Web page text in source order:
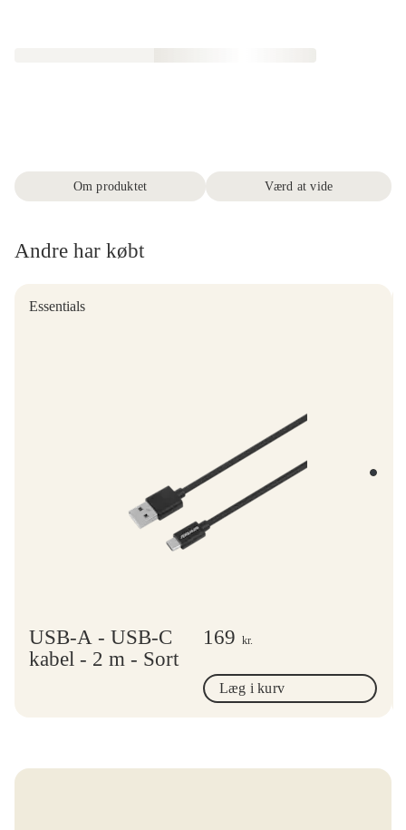
Om produktet Værd at vide
Andre har købt
Essentials
USB-A - USB-C
kabel - 2 m - Sort
169 kr.
Læg i kurv